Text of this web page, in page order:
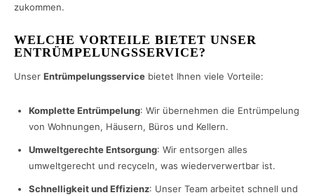
zukommen.
WELCHE VORTEILE BIETET UNSER
ENTRÜMPELUNGSSERVICE?
Unser Entrümpelungsservice bietet Ihnen viele Vorteile:
Komplette Entrümpelung: Wir übernehmen die Entrümpelung
von Wohnungen, Häusern, Büros und Kellern.
Umweltgerechte Entsorgung: Wir entsorgen alles
umweltgerecht und recyceln, was wiederverwertbar ist.
Schnelligkeit und Effizienz: Unser Team arbeitet schnell und